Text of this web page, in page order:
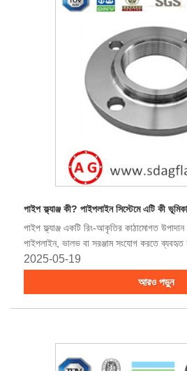
পাইপ ফ্ল্যাঞ্জ কী? পাইপলাইন সিস্টেমে এটি কী
পাইপ ফ্ল্যাঞ্জ একটি রিং-আকৃতির কাঠামোগত উপাদান
পাইপলাইন, ভালভ বা সরঞ্জাম সংযোগ করতে ব্যবহৃত
2025-05-19
আরও পড়ুন